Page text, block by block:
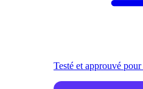
Testé et approuvé